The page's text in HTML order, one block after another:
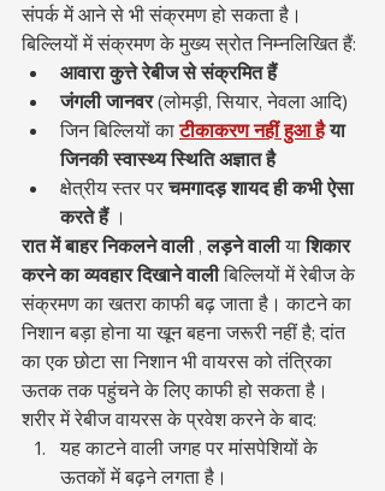
संपर्क में आने से भी संक्रमण हो सकता है।
बिल्लियों में संक्रमण के मुख्य स्रोत निम्नलिखित हैं:
आवारा कुत्ते रेबीज से संक्रमित हैं
जंगली जानवर (लोमड़ी, सियार, नेवला आदि)
जिन बिल्लियों का टीकाकरण नहीं हुआ है या
जिनकी स्वास्थ्य स्थिति अज्ञात है
क्षेत्रीय स्तर पर चमगादड़ शायद ही कभी ऐसा
करते हैं ।
रात में बाहर निकलने वाली , लड़ने वाली या शिकार
करने का व्यवहार दिखाने वाली बिल्लियों में रेबीज के
संक्रमण का खतरा काफी बढ़ जाता है। काटने का
निशान बड़ा होना या खून बहना जरूरी नहीं है; दांत
का एक छोटा सा निशान भी वायरस को तंत्रिका
ऊतक तक पहुंचने के लिए काफी हो सकता है।
शरीर में रेबीज वायरस के प्रवेश करने के बाद:
यह काटने वाली जगह पर मांसपेशियों के
ऊतकों में बढ़ने लगता है।